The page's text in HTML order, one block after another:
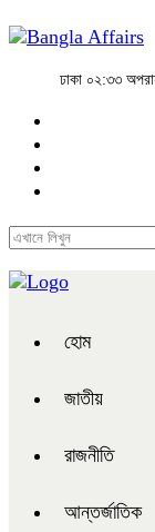
ঢাকা ০২:৩৩
হোম
জাতীয়
রাজনীতি
আন্তর্জাতিক